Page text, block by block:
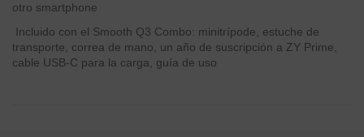
otro smartphone
Incluido con el Smooth Q3 Combo: minitrípode, estuche de
transporte, correa de mano, un año de suscripción a ZY Prime,
cable USB-C para la carga, guía de uso